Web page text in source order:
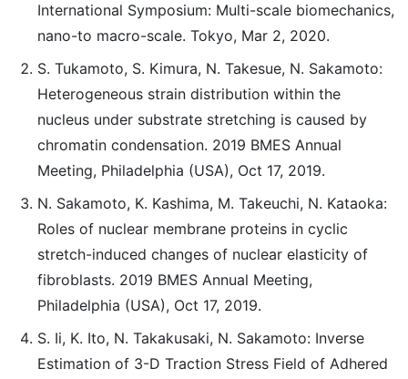
International Symposium: Multi-scale biomechanics,
nano-to macro-scale. Tokyo, Mar 2, 2020.
S. Tukamoto, S. Kimura, N. Takesue, N. Sakamoto:
Heterogeneous strain distribution within the
nucleus under substrate stretching is caused by
chromatin condensation. 2019 BMES Annual
Meeting, Philadelphia (USA), Oct 17, 2019.
N. Sakamoto, K. Kashima, M. Takeuchi, N. Kataoka:
Roles of nuclear membrane proteins in cyclic
stretch-induced changes of nuclear elasticity of
fibroblasts. 2019 BMES Annual Meeting,
Philadelphia (USA), Oct 17, 2019.
S. Ii, K. Ito, N. Takakusaki, N. Sakamoto: Inverse
Estimation of 3-D Traction Stress Field of Adhered